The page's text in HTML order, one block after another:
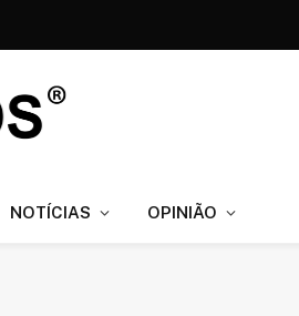
NOTÍCIAS OPINIÃO